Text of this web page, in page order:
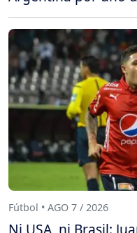
Fútbol • AGO 7 / 2026
Ni USA, ni Brasil: